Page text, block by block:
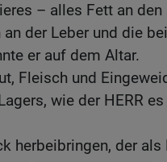
– alles Fett an den
der Leber und die
er auf dem Altar.
Fleisch und
wie der HERR
herbeibringen, der